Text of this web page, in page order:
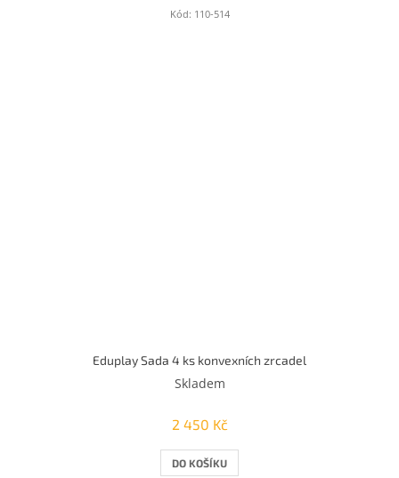
Kód: 110-514
Eduplay Sada 4 ks konvexních zrcadel
Skladem
2 450 Kč
DO KOŠÍKU